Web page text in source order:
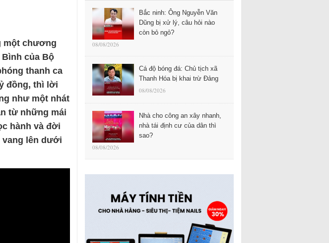
một chương
của Bộ
thanh ca
đồng, thì lời
như một nhát
từ những mái
hành và đời
vang lên dưới
Bắc ninh: Ông Nguyễn Văn
Dũng bị xử lý, câu hỏi nào
còn bỏ ngỏ?
08/08/2026
Cá độ bóng đá: Chủ tịch xã
Thanh Hóa bị khai trừ Đảng
08/08/2026
Nhà cho công an xây nhanh,
nhà tái định cư của dân thì
sao?
08/08/2026